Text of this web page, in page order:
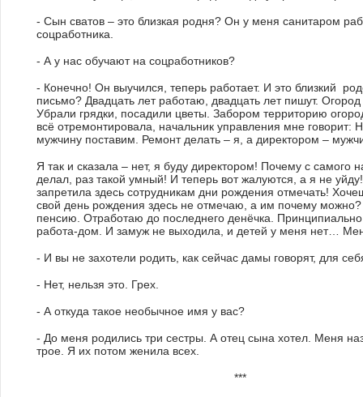
- Сын сватов – это близкая родня? Он у меня санитаром
соцработника.
- А у нас обучают на соцработников?
- Конечно! Он выучился, теперь работает. И это близкий
письмо? Двадцать лет работаю, двадцать лет пишут.
Убрали грядки, посадили цветы. Забором территорию
всё отремонтировала, начальник управления мне
мужчину поставим. Ремонт делать – я, а директором –
Я так и сказала – нет, я буду директором! Почему с
делал, раз такой умный! И теперь вот жалуются, а я не
запретила здесь сотрудникам дни рождения отмечать!
свой день рождения здесь не отмечаю, а им почему
пенсию. Отработаю до последнего денёчка.
работа-дом. И замуж не выходила, и детей у меня нет…
- И вы не захотели родить, как сейчас дамы говорят, для
- Нет, нельзя это. Грех.
- А откуда такое необычное имя у вас?
- До меня родились три сестры. А отец сына хотел. Меня
трое. Я их потом женила всех.
***